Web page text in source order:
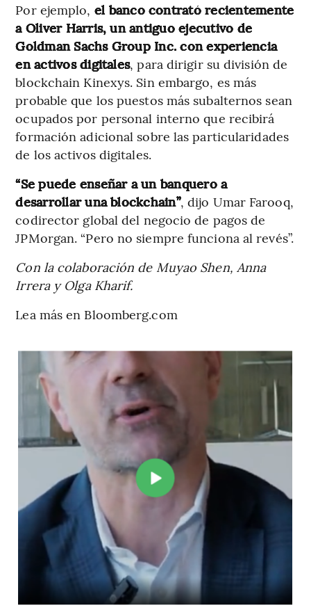
Por ejemplo, el banco contrató recientemente
a Oliver Harris, un antiguo ejecutivo de
Goldman Sachs Group Inc. con experiencia
en activos digitales, para dirigir su división de
blockchain Kinexys. Sin embargo, es más
probable que los puestos más subalternos sean
ocupados por personal interno que recibirá
formación adicional sobre las particularidades
de los activos digitales.
“Se puede enseñar a un banquero a
desarrollar una blockchain”, dijo Umar Farooq,
codirector global del negocio de pagos de
JPMorgan. “Pero no siempre funciona al revés”.
Con la colaboración de Muyao Shen, Anna
Irrera y Olga Kharif.
Lea más en Bloomberg.com